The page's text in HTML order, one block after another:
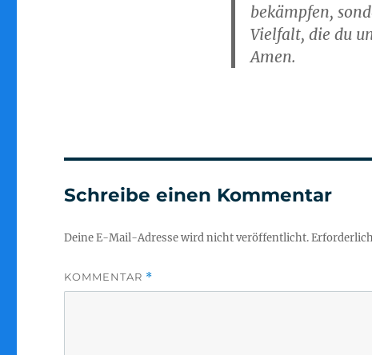
bekämpfen,
Vielfalt, die du
Amen.
Schreibe einen Kommentar
Deine E-Mail-Adresse wird nicht veröffentlicht.
KOMMENTAR *